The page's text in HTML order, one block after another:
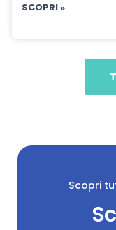
SCOPRI »
Scopri